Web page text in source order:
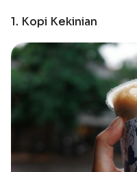
1. Kopi Kekinian